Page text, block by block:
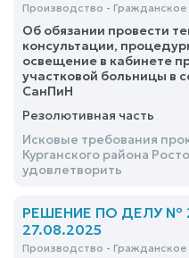
Производство - Гражданское
Об обязании провести
консультации,
освещение в кабинете
участковой больницы в
СанПиН
Резолютивная часть
Исковые требования
Курганского района
удовлетворить
РЕШЕНИЕ ПО ДЕЛУ №
27.08.2025
Производство - Гражданское